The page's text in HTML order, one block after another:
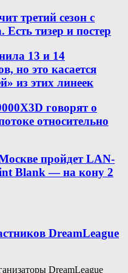
третий сезон с
тизер и постер
13 и 14
но это касается
из этих линеек
говорят о
относительно
пройдет LAN-
Blank — на кону 2
DreamLeague
DreamLeague